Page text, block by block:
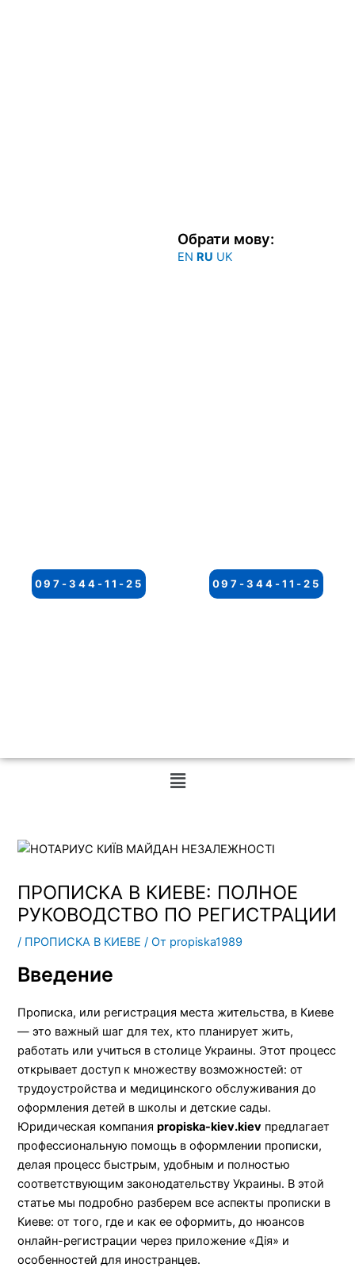
Обрати мову:
EN RU UK
097-344-11-25 097-344-11-25
Меню
ПРОПИСКА В КИЕВЕ: ПОЛНОЕ
РУКОВОДСТВО ПО РЕГИСТРАЦИИ
/ ПРОПИСКА В КИЕВЕ / От propiska1989
Введение
Прописка, или регистрация места жительства, в Киеве
— это важный шаг для тех, кто планирует жить,
работать или учиться в столице Украины. Этот процесс
открывает доступ к множеству возможностей: от
трудоустройства и медицинского обслуживания до
оформления детей в школы и детские сады.
Юридическая компанияpropiska-kiev.kiev предлагает
профессиональную помощь в оформлении прописки,
делая процесс быстрым, удобным и полностью
соответствующим законодательству Украины. В этой
статье мы подробно разберем все аспекты прописки в
Киеве: от того, где и как ее оформить, до нюансов
онлайн-регистрации через приложение «Дія» и
особенностей для иностранцев.